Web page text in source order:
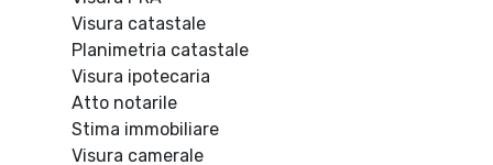
Visura catastale
Planimetria catastale
Visura ipotecaria
Atto notarile
Stima immobiliare
Visura camerale